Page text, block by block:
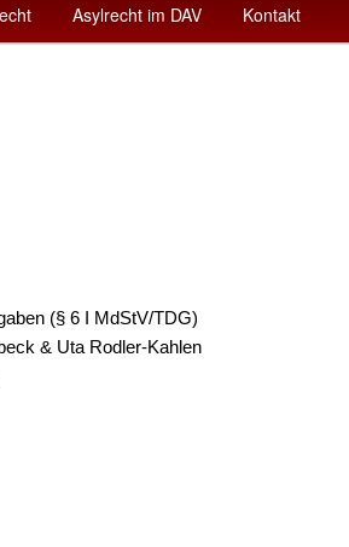
Asylrecht im DAV Kontakt
(§ 6 I MdStV/TDG)
& Uta Rodler-Kahlen